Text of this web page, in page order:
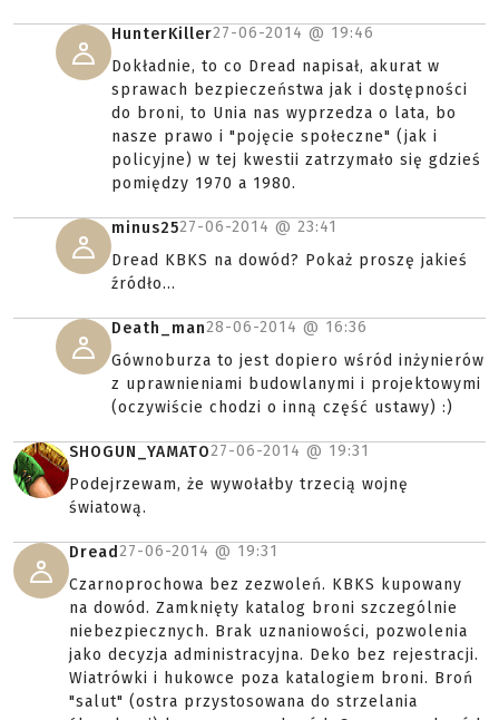
HunterKiller27-06-2014 @ 19:46
Dokładnie, to co Dread napisał, akurat w
sprawach bezpieczeństwa jak i dostępności
do broni, to Unia nas wyprzedza o lata, bo
nasze prawo i "pojęcie społeczne" (jak i
policyjne) w tej kwestii zatrzymało się gdzieś
pomiędzy 1970 a 1980.
minus2527-06-2014 @ 23:41
Dread KBKS na dowód? Pokaż proszę jakieś
źródło...
Death_man28-06-2014 @ 16:36
Gównoburza to jest dopiero wśród inżynierów
z uprawnieniami budowlanymi i projektowymi
(oczywiście chodzi o inną część ustawy) :)
SHOGUN_YAMATO27-06-2014 @ 19:31
Podejrzewam, że wywołałby trzecią wojnę
światową.
Dread27-06-2014 @ 19:31
Czarnoprochowa bez zezwoleń. KBKS kupowany
na dowód. Zamknięty katalog broni szczególnie
niebezpiecznych. Brak uznaniowości, pozwolenia
jako decyzja administracyjna. Deko bez rejestracji.
Wiatrówki i hukowce poza katalogiem broni. Broń
"salut" (ostra przystosowana do strzelania